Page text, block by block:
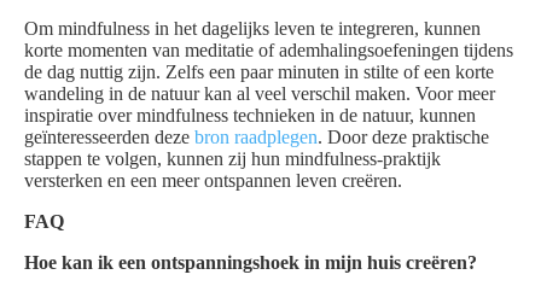
Om mindfulness in het dagelijks leven te integreren, kunnen
korte momenten van meditatie of ademhalingsoefeningen tijdens
de dag nuttig zijn. Zelfs een paar minuten in stilte of een korte
wandeling in de natuur kan al veel verschil maken. Voor meer
inspiratie over mindfulness technieken in de natuur, kunnen
geïnteresseerden deze bron raadplegen. Door deze praktische
stappen te volgen, kunnen zij hun mindfulness-praktijk
versterken en een meer ontspannen leven creëren.
FAQ
Hoe kan ik een ontspanningshoek in mijn huis creëren?